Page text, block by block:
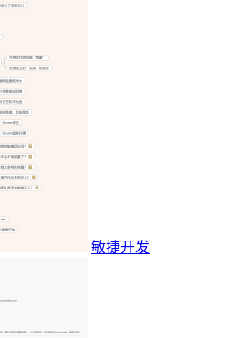
敏捷开发